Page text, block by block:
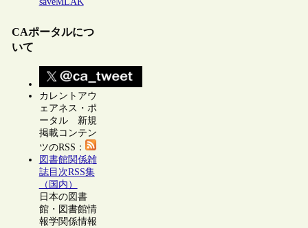
CAポータルにつ
いて
カレントアウ
ェアネス・ポ
ータル 新規
掲載コンテン
ツのRSS：
図書館関係雑
誌目次RSS集
（国内）
日本の図書
館・図書館情
報学関係情報